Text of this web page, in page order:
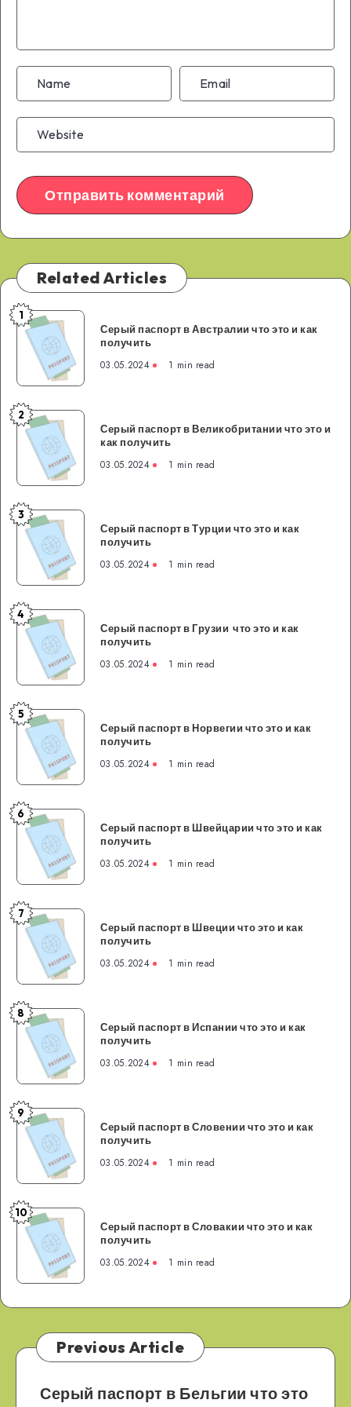
Related Articles
Серый
паспорт
Австралии
что
это
и
как
получить
1
Серый паспорт в Австралии что это и как
получить
03.05.2024 1 min read
Серый
паспорт
Великобритании
что
это
и
как
получить
2
Серый паспорт в Великобритании что это и
как получить
03.05.2024 1 min read
Серый
паспорт
Турции
что
это
и
как
получить
3
Серый паспорт в Турции что это и как
получить
03.05.2024 1 min read
Серый
паспорт
Грузии
что
это
и
как
получить
4
Серый паспорт в Грузии что это и как
получить
03.05.2024 1 min read
Серый
паспорт
Норвегии
что
это
и
как
получить
5
Серый паспорт в Норвегии что это и как
получить
03.05.2024 1 min read
Серый
паспорт
Швейцарии
что
это
и
как
получить
6
Серый паспорт в Швейцарии что это и как
получить
03.05.2024 1 min read
Серый
паспорт
Швеции
что
это
и
как
получить
7
Серый паспорт в Швеции что это и как
получить
03.05.2024 1 min read
Серый
паспорт
Испании
что
это
и
как
получить
8
Серый паспорт в Испании что это и как
получить
03.05.2024 1 min read
Серый
паспорт
Словении
что
это
и
как
получить
9
Серый паспорт в Словении что это и как
получить
03.05.2024 1 min read
Серый
паспорт
Словакии
что
это
получить
10
Серый паспорт в Словакии что это и как
получить
03.05.2024 1 min read
Previous Article
Серый паспорт в Бельгии что это